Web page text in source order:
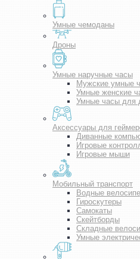
Умные чемоданы
Дроны
Умные наручные часы
Мужские умные
Умные женские
Умные часы для
Аксессуары для
Диванные
Игровые
Игровые мыши
Мобильный транспорт
Водные
Гироскутеры
Самокаты
Скейтборды
Складные
Умные